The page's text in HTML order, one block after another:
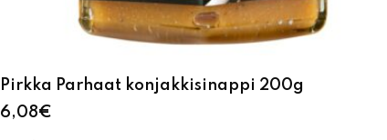
Pirkka Parhaat konjakkisinappi 200g
6,08€